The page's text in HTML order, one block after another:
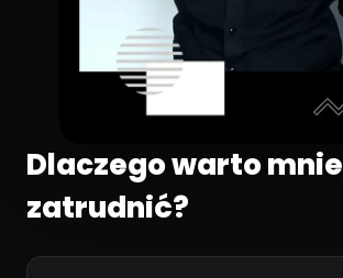
Dlaczego warto mnie
zatrudnić?